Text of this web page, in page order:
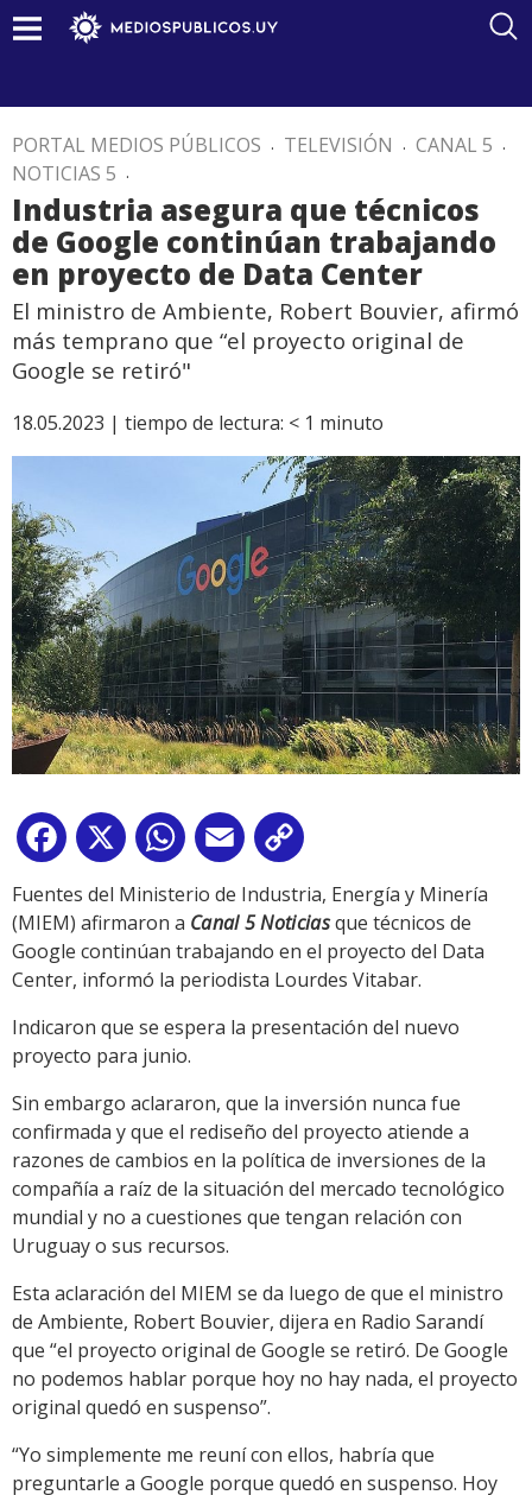
PORTAL MEDIOS PÚBLICOS . TELEVISIÓN . CANAL 5 .
NOTICIAS 5 .
Industria asegura que técnicos
de Google continúan trabajando
en proyecto de Data Center
El ministro de Ambiente, Robert Bouvier, afirmó
más temprano que “el proyecto original de
Google se retiró"
18.05.2023 | tiempo de lectura: < 1 minuto
Facebook
X WhatsApp
Email
Link
Fuentes del Ministerio de Industria, Energía y Minería
(MIEM) afirmaron a Canal 5 Noticiasque técnicos de
Google continúan trabajando en el proyecto del Data
Center, informó la periodista Lourdes Vitabar.
Indicaron que se espera la presentación del nuevo
proyecto para junio.
Sin embargo aclararon, que la inversión nunca fue
confirmada y que el rediseño del proyecto atiende a
razones de cambios en la política de inversiones de la
compañía a raíz de la situación del mercado tecnológico
mundial y no a cuestiones que tengan relación con
Uruguay o sus recursos.
Esta aclaración del MIEM se da luego de que el ministro
de Ambiente, Robert Bouvier, dijera en Radio Sarandí
que “el proyecto original de Google se retiró. De Google
no podemos hablar porque hoy no hay nada, el proyecto
original quedó en suspenso”.
“Yo simplemente me reuní con ellos, habría que
preguntarle a Google porque quedó en suspenso. Hoy